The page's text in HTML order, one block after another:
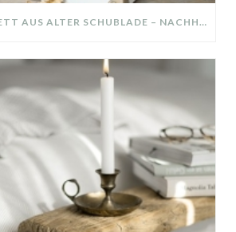
DIY-DEKO-TABLETT AUS ALTER SCHUBLADE – NACHHALTIGE HERBSTDEKO SELBER MACHEN!